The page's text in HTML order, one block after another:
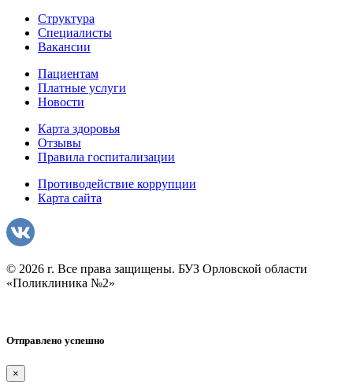
Структура
Специалисты
Вакансии
Пациентам
Платные услуги
Новости
Карта здоровья
Отзывы
Правила госпитализации
Противодействие коррупции
Карта сайта
© 2026 г. Все права защищены. БУЗ Орловской области
«Поликлиника №2»
Отправлено успешно
×